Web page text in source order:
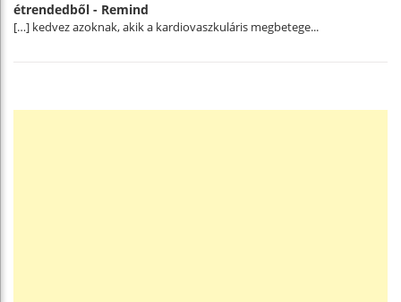
étrendedből - Remind
[…] kedvez azoknak, akik a kardiovaszkuláris megbetege...